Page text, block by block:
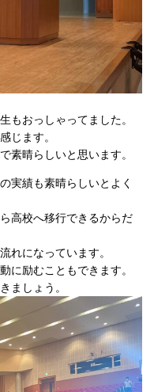
もおっしゃってました。
じます。
素晴らしいと思います。
実績も素晴らしいとよく
高校へ移行できるからだ
れになっています。
に励むこともできます。
ましょう。